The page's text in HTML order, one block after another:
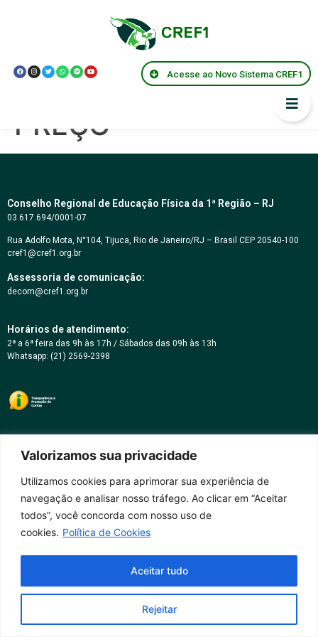
Valorizamos sua privacidade
Utilizamos cookies para aprimorar sua experiência de
navegação e analisar nosso tráfego. Ao clicar em “Aceitar
todos”, você concorda com nosso uso de
cookies. Política de Cookies
Rejeitar
Aceitar tudo
Acesse ao Novo Sistema CREF1
PREGÃO
ELETRÔNICO Nº
09/2022 – MENOR
PREÇO
Conselho Regional de Educação Física da 1ª Região – RJ
03.617.694/0001-07
Rua Adolfo Mota, N°104, Tijuca, Rio de Janeiro/RJ – Brasil CEP 20540-100
cref1@cref1.org.br
Assessoria de comunicação:
decom@cref1.org.br
Horários de atendimento:
2ª a 6ª feira das 9h às 17h / Sábados das 09h às 13h
Whatsapp: (21) 2569-2398